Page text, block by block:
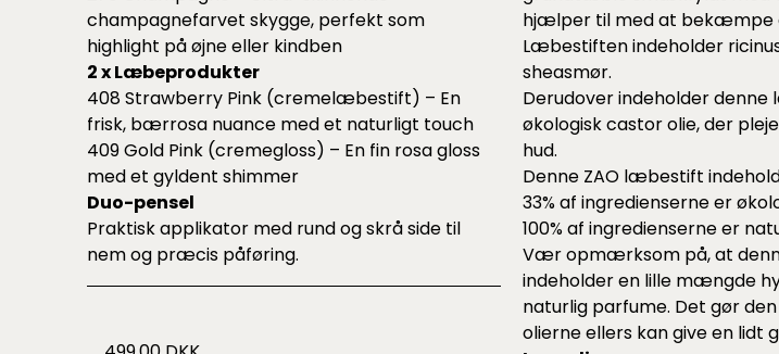
champagnefarvet skygge, perfekt som
highlight på øjne eller kindben
2 x Læbeprodukter
408 Strawberry Pink (cremelæbestift) – En
frisk, bærrosa nuance med et naturligt touch
409 Gold Pink (cremegloss) – En fin rosa gloss
med et gyldent shimmer
Duo-pensel
Praktisk applikator med rund og skrå side til
nem og præcis påføring.
hjælper til med at bekæmpe
Læbestiften indeholder
sheasmør.
Derudover indeholder
økologisk castor olie, der
hud.
Denne ZAO læbestift
33% af ingredienserne er
100% af ingredienserne er
Vær opmærksom på, at
indeholder en lille mængde
naturlig parfume. Det gør
olierne ellers kan give en lidt